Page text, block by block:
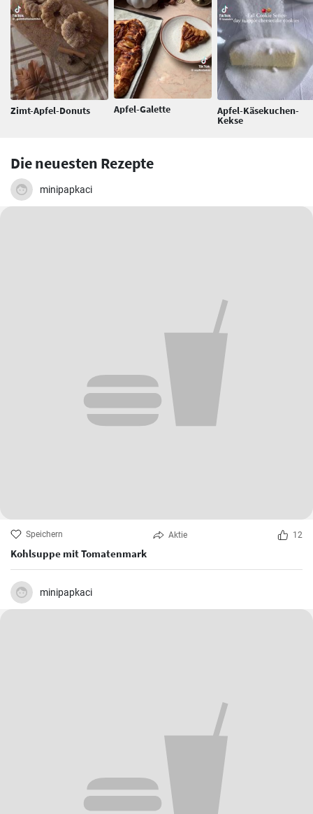
Zimt-Apfel-Donuts Apfel-Galette Apfel-Käsekuchen-
Kekse
Die neuesten Rezepte
minipapkaci
Speichern Aktie 12
Kohlsuppe mit Tomatenmark
minipapkaci